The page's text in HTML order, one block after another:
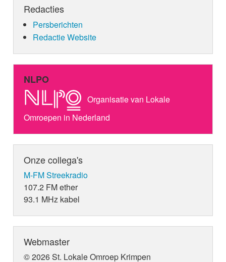
Redacties
Persberichten
Redactie Website
NLPO
Organisatie van Lokale
Omroepen in Nederland
Onze collega's
M-FM Streekradio
107.2 FM ether
93.1 MHz kabel
Webmaster
© 2026 St. Lokale Omroep Krimpen